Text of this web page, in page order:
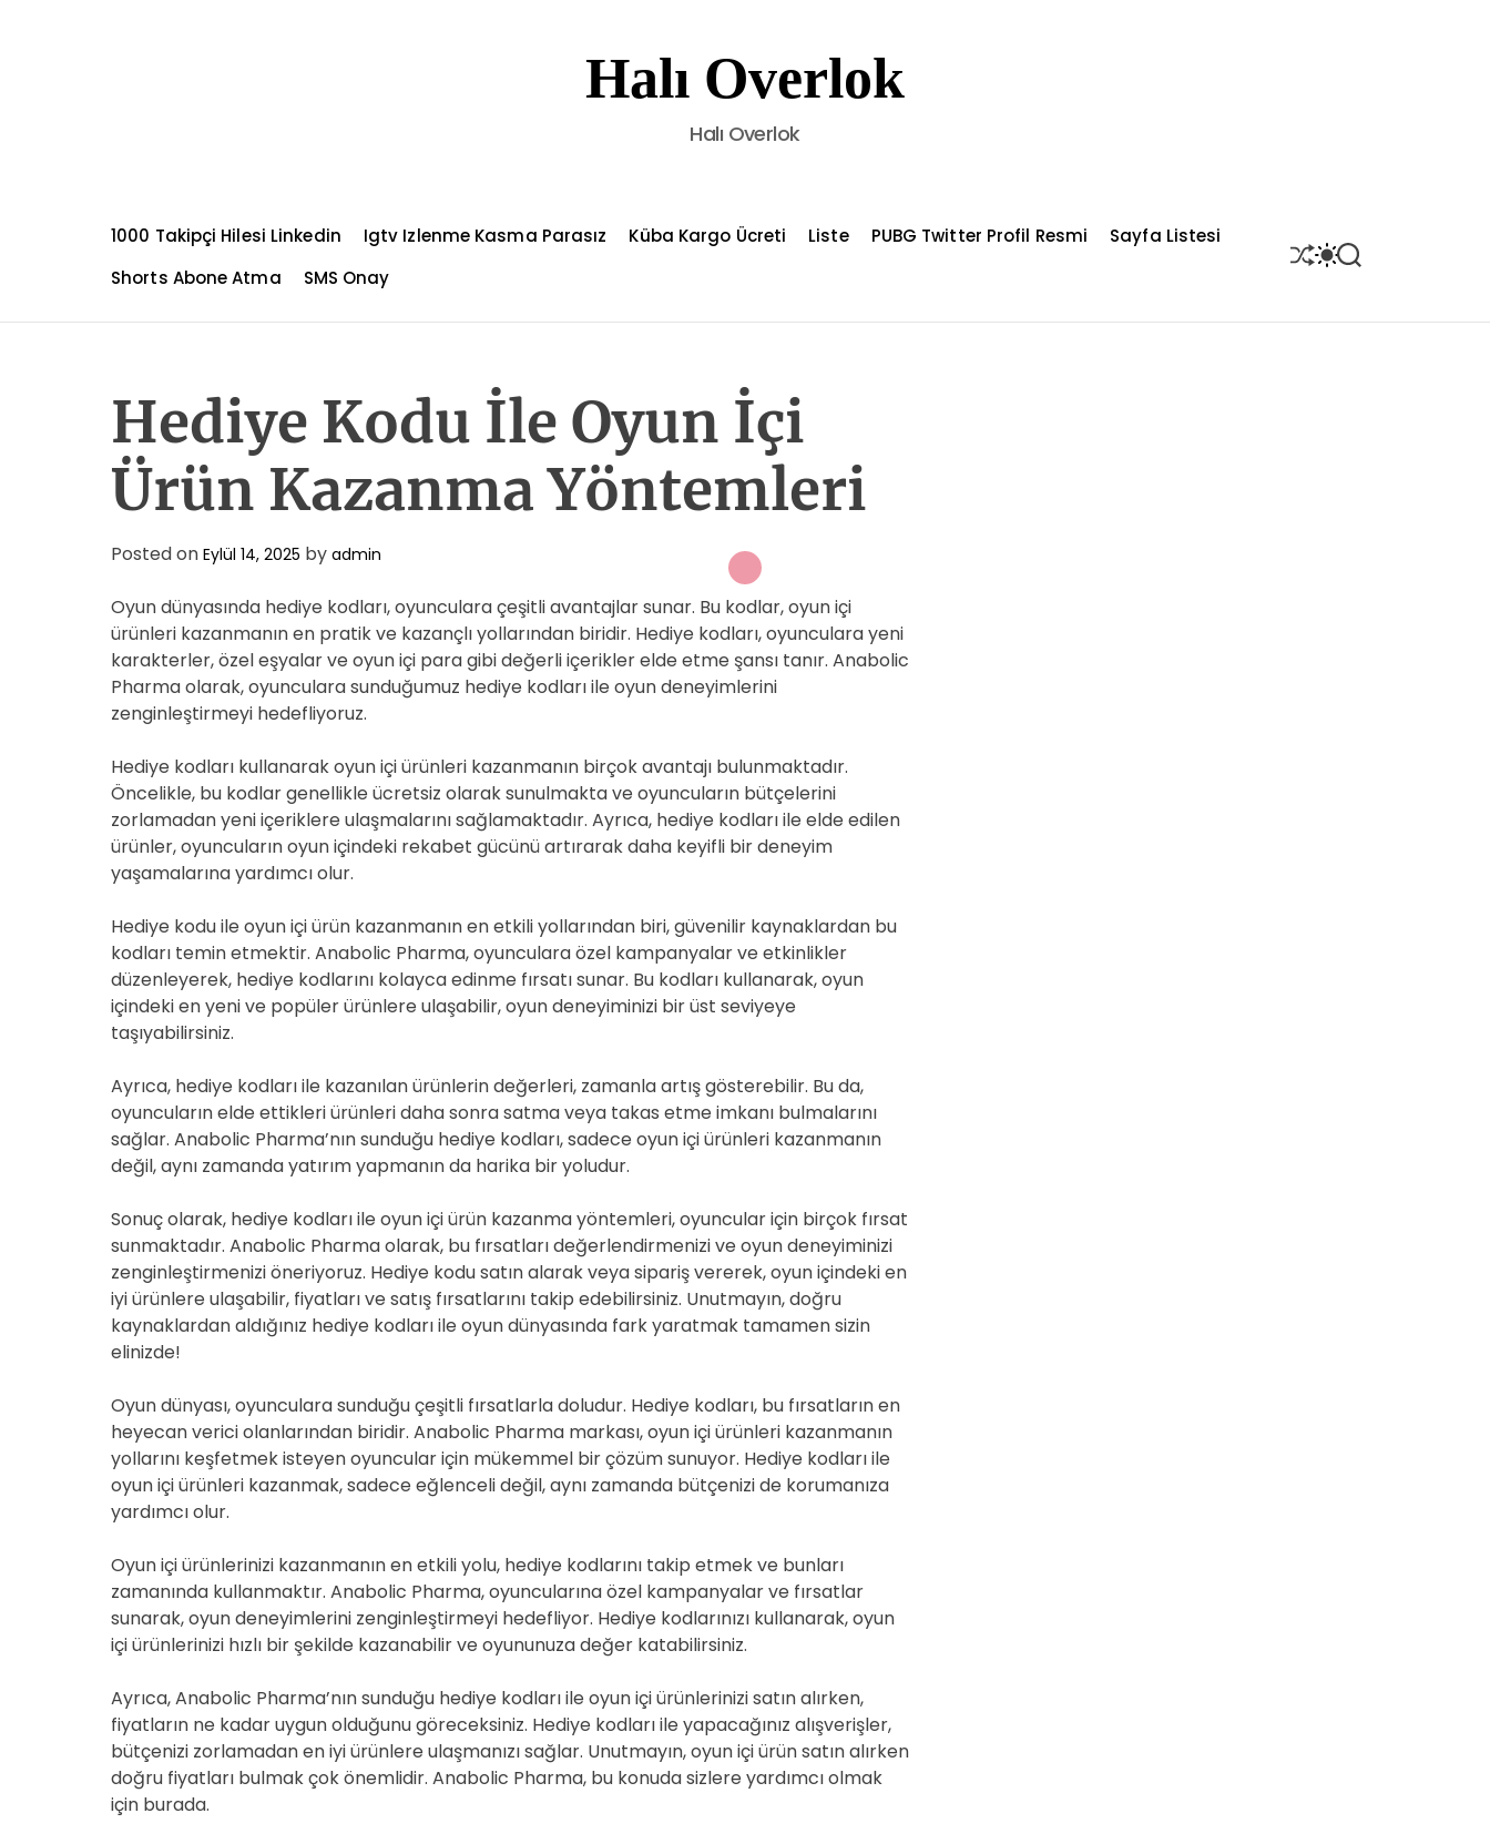
t
Halı Overlok
Halı Overlok
1000 Takipçi Hilesi Linkedin Igtv Izlenme Kasma Parasız Küba Kargo Ücreti Liste PUBG Twitter Profil Resmi
Sayfa Listesi
Shorts Abone Atma
SMS Onay
S
H
S
W
S
E
Hediye Kodu İle Oyun İçi
Ürün Kazanma Yöntemleri
Posted on Eylül 14, 2025 by admin
Oyun dünyasında hediye kodları, oyunculara çeşitli avantajlar sunar. Bu kodlar, oyun içi
ürünleri kazanmanın en pratik ve kazançlı yollarından biridir. Hediye kodları, oyunculara yeni
karakterler, özel eşyalar ve oyun içi para gibi değerli içerikler elde etme şansı tanır. Anabolic
Pharma olarak, oyunculara sunduğumuz hediye kodları ile oyun deneyimlerini
zenginleştirmeyi hedefliyoruz.
Hediye kodları kullanarak oyun içi ürünleri kazanmanın birçok avantajı bulunmaktadır.
Öncelikle, bu kodlar genellikle ücretsiz olarak sunulmakta ve oyuncuların bütçelerini
zorlamadan yeni içeriklere ulaşmalarını sağlamaktadır. Ayrıca, hediye kodları ile elde edilen
ürünler, oyuncuların oyun içindeki rekabet gücünü artırarak daha keyifli bir deneyim
yaşamalarına yardımcı olur.
Hediye kodu ile oyun içi ürün kazanmanın en etkili yollarından biri, güvenilir kaynaklardan bu
kodları temin etmektir. Anabolic Pharma, oyunculara özel kampanyalar ve etkinlikler
düzenleyerek, hediye kodlarını kolayca edinme fırsatı sunar. Bu kodları kullanarak, oyun
içindeki en yeni ve popüler ürünlere ulaşabilir, oyun deneyiminizi bir üst seviyeye
taşıyabilirsiniz.
Ayrıca, hediye kodları ile kazanılan ürünlerin değerleri, zamanla artış gösterebilir. Bu da,
oyuncuların elde ettikleri ürünleri daha sonra satma veya takas etme imkanı bulmalarını
sağlar. Anabolic Pharma’nın sunduğu hediye kodları, sadece oyun içi ürünleri kazanmanın
değil, aynı zamanda yatırım yapmanın da harika bir yoludur.
Sonuç olarak, hediye kodları ile oyun içi ürün kazanma yöntemleri, oyuncular için birçok fırsat
sunmaktadır. Anabolic Pharma olarak, bu fırsatları değerlendirmenizi ve oyun deneyiminizi
zenginleştirmenizi öneriyoruz. Hediye kodu satın alarak veya sipariş vererek, oyun içindeki en
iyi ürünlere ulaşabilir, fiyatları ve satış fırsatlarını takip edebilirsiniz. Unutmayın, doğru
kaynaklardan aldığınız hediye kodları ile oyun dünyasında fark yaratmak tamamen sizin
elinizde!
Oyun dünyası, oyunculara sunduğu çeşitli fırsatlarla doludur. Hediye kodları, bu fırsatların en
heyecan verici olanlarından biridir. Anabolic Pharma markası, oyun içi ürünleri kazanmanın
yollarını keşfetmek isteyen oyuncular için mükemmel bir çözüm sunuyor. Hediye kodları ile
oyun içi ürünleri kazanmak, sadece eğlenceli değil, aynı zamanda bütçenizi de korumanıza
yardımcı olur.
Oyun içi ürünlerinizi kazanmanın en etkili yolu, hediye kodlarını takip etmek ve bunları
zamanında kullanmaktır. Anabolic Pharma, oyuncularına özel kampanyalar ve fırsatlar
sunarak, oyun deneyimlerini zenginleştirmeyi hedefliyor. Hediye kodlarınızı kullanarak, oyun
içi ürünlerinizi hızlı bir şekilde kazanabilir ve oyununuza değer katabilirsiniz.
Ayrıca, Anabolic Pharma’nın sunduğu hediye kodları ile oyun içi ürünlerinizi satın alırken,
fiyatların ne kadar uygun olduğunu göreceksiniz. Hediye kodları ile yapacağınız alışverişler,
bütçenizi zorlamadan en iyi ürünlere ulaşmanızı sağlar. Unutmayın, oyun içi ürün satın alırken
doğru fiyatları bulmak çok önemlidir. Anabolic Pharma, bu konuda sizlere yardımcı olmak
için burada.